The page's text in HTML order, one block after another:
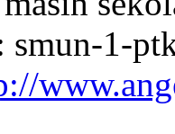
smun-1-